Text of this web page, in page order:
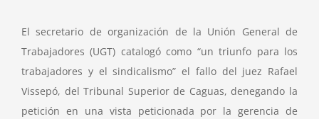
El secretario de organización de la Unión General de
Trabajadores (UGT) catalogó como “un triunfo para los
trabajadores y el sindicalismo” el fallo del juez Rafael
Vissepó, del Tribunal Superior de Caguas, denegando la
petición en una vista peticionada por la gerencia de